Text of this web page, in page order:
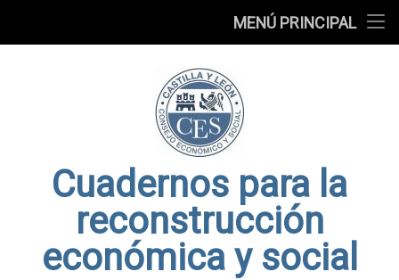
MENÚ PRINCIPAL
Cuadernos para la
reconstrucción
económica y social